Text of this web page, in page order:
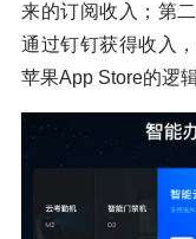
来的订阅收入；第
通过钉钉获得收入
苹果App Store的逻